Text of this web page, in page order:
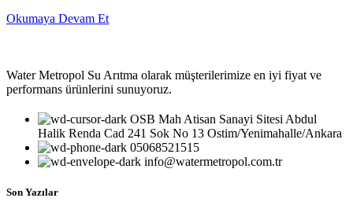
Okumaya Devam Et
Water Metropol Su Arıtma olarak müşterilerimize en iyi fiyat ve
performans ürünlerini sunuyoruz.
OSB Mah Atisan Sanayi Sitesi Abdul
Halik Renda Cad 241 Sok No 13 Ostim/Yenimahalle/Ankara
05068521515
info@watermetropol.com.tr
Son Yazılar